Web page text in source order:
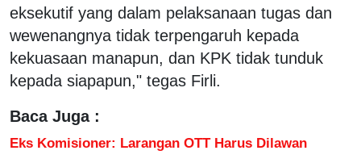
eksekutif yang dalam pelaksanaan tugas dan
wewenangnya tidak terpengaruh kepada
kekuasaan manapun, dan KPK tidak tunduk
kepada siapapun," tegas Firli.
Baca Juga :
Eks Komisioner: Larangan OTT Harus Dilawan